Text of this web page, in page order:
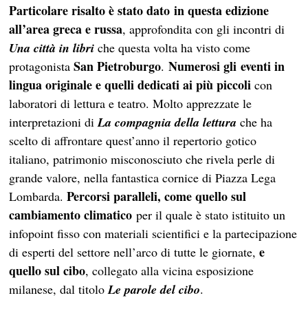
Particolare risalto è stato dato in questa edizione
all’area greca e russa, approfondita con gli incontri di
Una città in libri che questa volta ha visto come
protagonistaSan Pietroburgo.Numerosi gli eventi in
lingua originale e quelli dedicati ai più piccoli con
laboratori di lettura e teatro. Molto apprezzate le
interpretazioni diLa compagnia della lettura che ha
scelto di affrontare quest’anno il repertorio gotico
italiano, patrimonio misconosciuto che rivela perle di
grande valore, nella fantastica cornice di Piazza Lega
Lombarda.Percorsi paralleli, come quello sul
cambiamento climatico per il quale è stato istituito un
infopoint fisso con materiali scientifici e la partecipazione
di esperti del settore nell’arco di tutte le giornate,e
quello sul cibo, collegato alla vicina esposizione
milanese, dal titoloLe parole del cibo.